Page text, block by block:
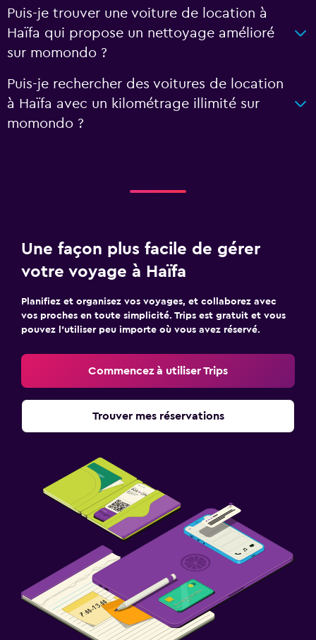
Puis-je trouver une voiture de location à
Haïfa qui propose un nettoyage amélioré
sur momondo ?
Puis-je rechercher des voitures de location
à Haïfa avec un kilométrage illimité sur
momondo ?
Une façon plus facile de gérer
votre voyage à Haïfa
Planifiez et organisez vos voyages, et collaborez avec
vos proches en toute simplicité. Trips est gratuit et vous
pouvez l’utiliser peu importe où vous avez réservé.
Commencez à utiliser Trips
Trouver mes réservations